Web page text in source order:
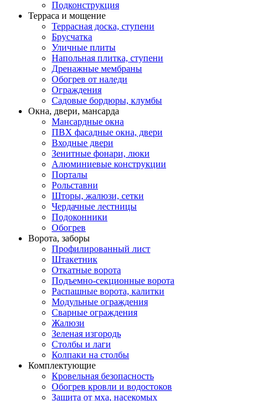
Подконструкция
Терраса и мощение
Террасная доска, ступени
Брусчатка
Уличные плиты
Напольная плитка, ступени
Дренажные мембраны
Обогрев от наледи
Ограждения
Садовые бордюры, клумбы
Окна, двери, мансарда
Мансардные окна
ПВХ фасадные окна, двери
Входные двери
Зенитные фонари, люки
Алюминиевые конструкции
Порталы
Рольставни
Шторы, жалюзи, сетки
Чердачные лестницы
Подоконники
Обогрев
Ворота, заборы
Профилированный лист
Штакетник
Откатные ворота
Подъемно-секционные ворота
Распашные ворота, калитки
Модульные ограждения
Сварные ограждения
Жалюзи
Зеленая изгородь
Столбы и лаги
Колпаки на столбы
Комплектующие
Кровельная безопасность
Обогрев кровли и водостоков
Защита от мха, насекомых